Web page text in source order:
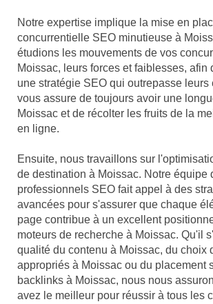
Notre expertise implique la mise en
concurrentielle SEO minutieuse à
étudions les mouvements de vos
Moissac, leurs forces et faiblesses, afin
une stratégie SEO qui outrepasse leurs
vous assure de toujours avoir une
Moissac et de récolter les fruits de la
en ligne.
Ensuite, nous travaillons sur
de destination à Moissac. Notre équipe
professionnels SEO fait appel à des
avancées pour s'assurer que chaque
page contribue à un excellent
moteurs de recherche à Moissac. Qu'il
qualité du contenu à Moissac, du choix
appropriés à Moissac ou du placement
backlinks à Moissac, nous nous
avez le meilleur pour réussir à tous les